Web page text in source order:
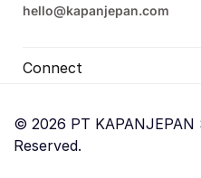
hello@kapanjepan.com
Connect
© 2026 PT KAPANJEPAN
Reserved.